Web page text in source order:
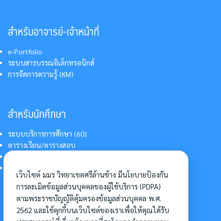
สำหรับอาจารย์-เจ้าหน้าที่
e-Portfolio
ระบบสารบรรณอิเล็กทรอนิกส์
การจัดการความรู้ (KM)
สำหรับนักศึกษา
ระบบบริการการศึกษา (60)
ตารางเรียน/ตารางสอบ
อื่นๆ
เว็บไซต์ มมร วิทยาเขตศรีล้านช้าง มีนโยบายป้องกัน
การละเมิดข้อมูลส่วนบุคคลของผู้ใช้บริการ (PDPA)
ตามพระราชบัญญัติคุ้มครองข้อมูลส่วนบุคคล พ.ศ.
2562 และใช้คุกกี้บนเว็บไซต์ของเราเพื่อให้คุณได้รับ